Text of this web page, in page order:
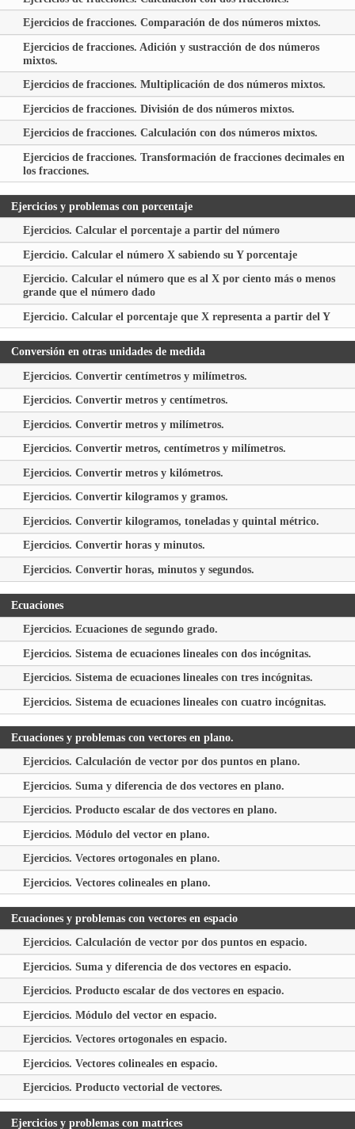
Ejercicios de fracciones. Comparación de dos números mixtos.
Ejercicios de fracciones. Adición y sustracción de dos números
mixtos.
Ejercicios de fracciones. Multiplicación de dos números mixtos.
Ejercicios de fracciones. División de dos números mixtos.
Ejercicios de fracciones. Calculación con dos números mixtos.
Ejercicios de fracciones. Transformación de fracciones decimales en
los fracciones.
Ejercicios y problemas con porcentaje
Ejercicios. Calcular el porcentaje a partir del número
Ejercicio. Calcular el número Xsabiendo su Yporcentaje
Ejercicio. Calcular el número que es al Xpor ciento más o menos
grande que el número dado
Ejercicio. Calcular el porcentaje que Xrepresenta a partir del Y
Conversión en otras unidades de medida
Ejercicios. Convertir centímetros y milímetros.
Ejercicios. Convertir metros y centímetros.
Ejercicios. Convertir metros y milímetros.
Ejercicios. Convertir metros, centímetros y milímetros.
Ejercicios. Convertir metros y kilómetros.
Ejercicios. Convertir kilogramos y gramos.
Ejercicios. Convertir kilogramos, toneladas y quintal métrico.
Ejercicios. Convertir horas y minutos.
Ejercicios. Convertir horas, minutos y segundos.
Ecuaciones
Ejercicios. Ecuaciones de segundo grado.
Ejercicios. Sistema de ecuaciones lineales con dos incógnitas.
Ejercicios. Sistema de ecuaciones lineales con tres incógnitas.
Ejercicios. Sistema de ecuaciones lineales con cuatro incógnitas.
Ecuaciones y problemas con vectores en plano.
Ejercicios. Calculación de vector por dos puntos en plano.
Ejercicios. Suma y diferencia de dos vectores en plano.
Ejercicios. Producto escalar de dos vectores en plano.
Ejercicios. Módulo del vector en plano.
Ejercicios. Vectores ortogonales en plano.
Ejercicios. Vectores colineales en plano.
Ecuaciones y problemas con vectores en espacio
Ejercicios. Calculación de vector por dos puntos en espacio.
Ejercicios. Suma y diferencia de dos vectores en espacio.
Ejercicios. Producto escalar de dos vectores en espacio.
Ejercicios. Módulo del vector en espacio.
Ejercicios. Vectores ortogonales en espacio.
Ejercicios. Vectores colineales en espacio.
Ejercicios. Producto vectorial de vectores.
Ejercicios y problemas con matrices